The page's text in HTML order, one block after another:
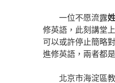
一位不愿流露
修英語，此刻講堂
可以或許停止簡略對
進修英語，兩者都
北京市海淀區教